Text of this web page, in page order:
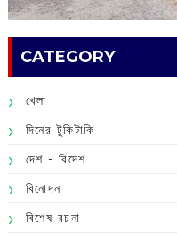
CATEGORY
খেলা
দিনের টুকিটাকি
দেশ - বিদেশ
বিনোদন
বিশেষ রচনা